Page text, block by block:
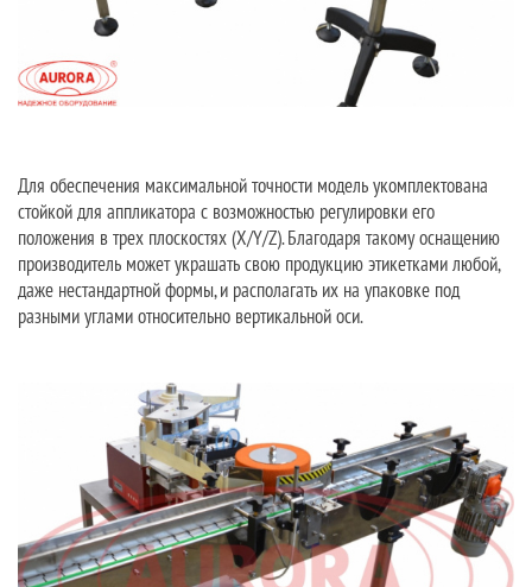
Для обеспечения максимальной точности модель укомплектована
стойкой для аппликатора с возможностью регулировки его
положения в трех плоскостях (X/Y/Z). Благодаря такому оснащению
производитель может украшать свою продукцию этикетками любой,
даже нестандартной формы, и располагать их на упаковке под
разными углами относительно вертикальной оси.